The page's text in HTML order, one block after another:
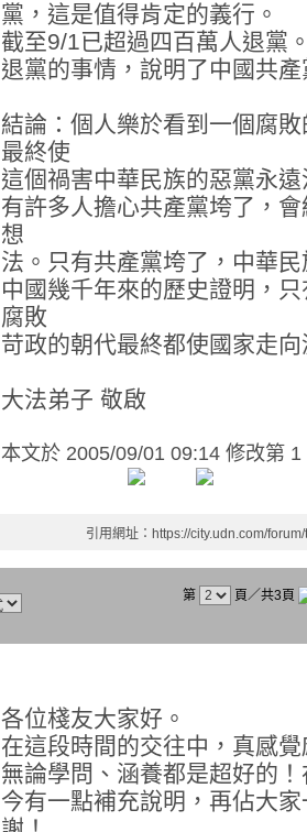
黨，這是值得肯定的義行。
截至9/1已超過四百萬人退黨
退黨的事情，說明了中國共
結論：個人樂於看到一個腐
最終使
這個禍害中華民族的惡黨永
有許多人擔心共產黨垮了，
想
法。只有共產黨垮了，中華
中國幾千年來的歷史證明，
腐敗
苛政的朝代最終都使國家走
大法弟子 敬啟
本文於 2005/09/01 09:14 修改第 1
引用網址：https://city.udn.com/
第 頁／共3頁
各位棧友大家好。
在這段時間的交往中，真感
無論學問、涵養都是超好的
今有一點補充說明，再佔大